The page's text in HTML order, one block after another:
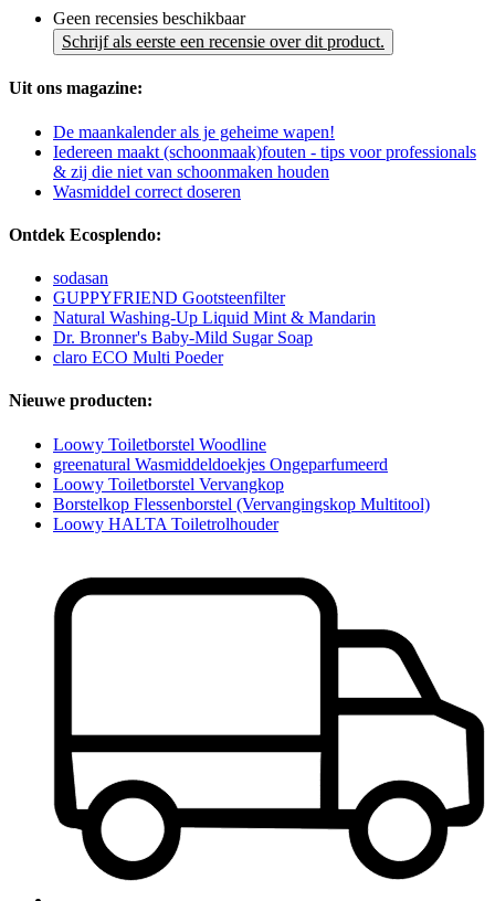
Geen recensies beschikbaar
Schrijf als eerste een recensie over dit product.
Uit ons magazine:
De maankalender als je geheime wapen!
Iedereen maakt (schoonmaak)fouten - tips voor professionals
& zij die niet van schoonmaken houden
Wasmiddel correct doseren
Ontdek Ecosplendo:
sodasan
GUPPYFRIEND Gootsteenfilter
Natural Washing-Up Liquid Mint & Mandarin
Dr. Bronner's Baby-Mild Sugar Soap
claro ECO Multi Poeder
Nieuwe producten:
Loowy Toiletborstel Woodline
greenatural Wasmiddeldoekjes Ongeparfumeerd
Loowy Toiletborstel Vervangkop
Borstelkop Flessenborstel (Vervangingskop Multitool)
Loowy HALTA Toiletrolhouder